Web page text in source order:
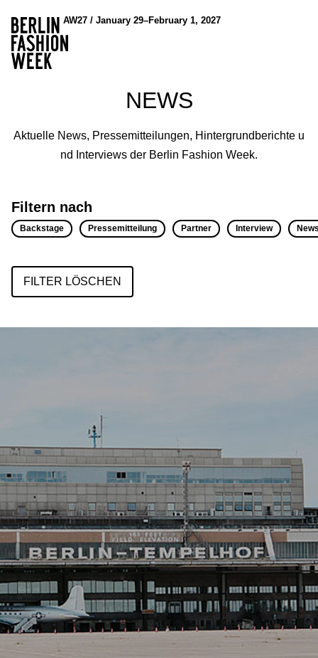
AW27 / January 29–February 1, 2027
NEWS
Aktuelle News, Pressemitteilungen, Hintergrundberichte u
nd Interviews der Berlin Fashion Week.
Filtern nach
Backstage Pressemitteilung Partner Interview
FILTER LÖSCHEN